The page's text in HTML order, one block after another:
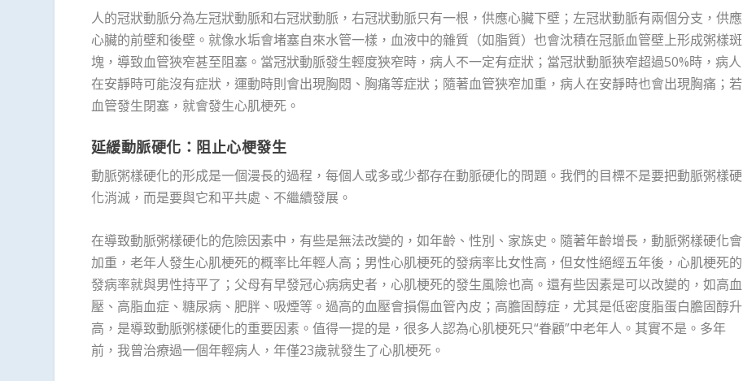
人的冠狀動脈分為左冠狀動脈和右冠狀動脈，右冠狀動脈只有一根，供應心臟下壁；左冠狀動脈有兩個分支，供應
心臟的前壁和後壁。就像水垢會堵塞自來水管一樣，血液中的雜質（如脂質）也會沈積在冠脈血管壁上形成粥樣斑
塊，導致血管狹窄甚至阻塞。當冠狀動脈發生輕度狹窄時，病人不一定有症狀；當冠狀動脈狹窄超過50%時，病人
在安靜時可能沒有症狀，運動時則會出現胸悶、胸痛等症狀；隨著血管狹窄加重，病人在安靜時也會出現胸痛；若
血管發生閉塞，就會發生心肌梗死。
延緩動脈硬化：阻止心梗發生
動脈粥樣硬化的形成是一個漫長的過程，每個人或多或少都存在動脈硬化的問題。我們的目標不是要把動脈粥樣硬
化消滅，而是要與它和平共處、不繼續發展。
在導致動脈粥樣硬化的危險因素中，有些是無法改變的，如年齡、性別、家族史。隨著年齡增長，動脈粥樣硬化會
加重，老年人發生心肌梗死的概率比年輕人高；男性心肌梗死的發病率比女性高，但女性絕經五年後，心肌梗死的
發病率就與男性持平了；父母有早發冠心病病史者，心肌梗死的發生風險也高。還有些因素是可以改變的，如高血
壓、高脂血症、糖尿病、肥胖、吸煙等。過高的血壓會損傷血管內皮；高膽固醇症，尤其是低密度脂蛋白膽固醇升
高，是導致動脈粥樣硬化的重要因素。值得一提的是，很多人認為心肌梗死只“眷顧”中老年人。其實不是。多年
前，我曾治療過一個年輕病人，年僅23歲就發生了心肌梗死。